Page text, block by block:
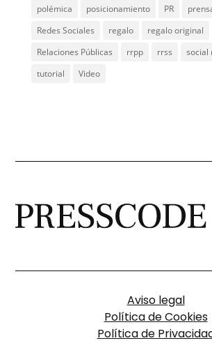
polémica
posicionamiento PR
Redes Sociales
regalo
regalo original
Relaciones Públicas
rrpp rrss
social
tutorial
Video
Aviso legal
Política de Cookies
Política de